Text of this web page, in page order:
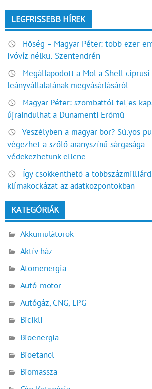
LEGFRISSEBB HÍREK
Hőség – Magyar Péter: több ezer
ivóvíz nélkül Szentendrén
Megállapodott a Mol a Shell ciprusi
leányvállalatának megvásárlásáról
Magyar Péter: szombattól teljes
újraindulhat a Dunamenti Erőmű
Veszélyben a magyar bor? Súlyos
végezhet a szőlő aranyszínű sárgasága
védekezhetünk ellene
Így csökkenthető a
klímakockázat az adatközpontokban
KATEGÓRIÁK
Akkumulátorok
Aktív ház
Atomenergia
Autó-motor
Autógáz, CNG, LPG
Bicikli
Bioenergia
Bioetanol
Biomassza